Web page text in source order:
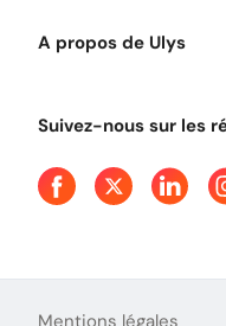
A propos de Ulys
Presse
Suivez-nous sur les
Mentions légales